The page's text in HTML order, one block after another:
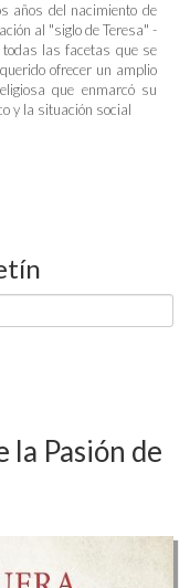
años del nacimiento de
al "siglo de Teresa" -
las facetas que se
ofrecer un amplio
que enmarcó su
y la situación social
la Pasión de